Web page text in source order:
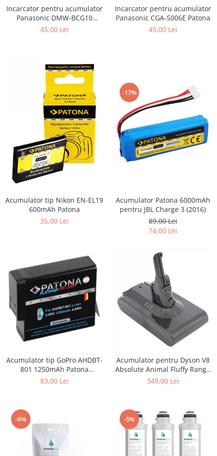
Telefoane mobile
Incarcator pentru acumulator
Panasonic DMW-BCG10
Patona
45,00 Lei
Incarcator pentru acumulator
Panasonic CGA-S006E Patona
45,00 Lei
Acumulator tip Nikon EN-EL19
600mAh Patona
35,00 Lei
-17%
Acumulator Patona 6000mAh
pentru JBL Charge 3 (2016)
89,00 Lei
74,00 Lei
Acumulator tip GoPro AHDBT-
801 1250mAh Patona
Platinum
83,00 Lei
Acumulator pentru Dyson V8
Absolute Animal Fluffy Range
SV10 4000mAh Patona
349,00 Lei
-6% -5%